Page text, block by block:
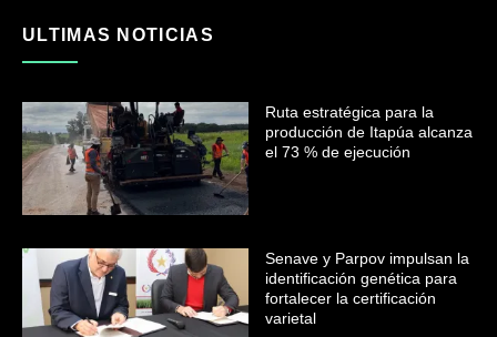
ULTIMAS NOTICIAS
Ruta estratégica para la
producción de Itapúa alcanza
el 73 % de ejecución
Senave y Parpov impulsan la
identificación genética para
fortalecer la certificación
varietal